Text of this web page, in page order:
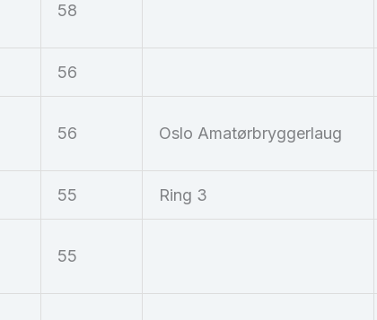
58
56
56 Oslo Amatørbryggerlaug
55 Ring 3
55